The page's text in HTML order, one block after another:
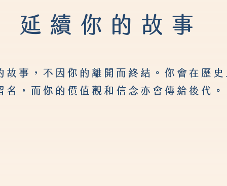
延續你的故事
故事，不因你的離開而終結。你會在歷
名，而你的價值觀和信念亦會傳給後代。